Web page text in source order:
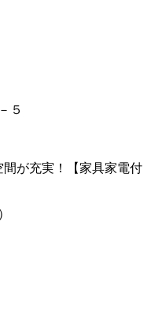
５
が充実！【家具家電付